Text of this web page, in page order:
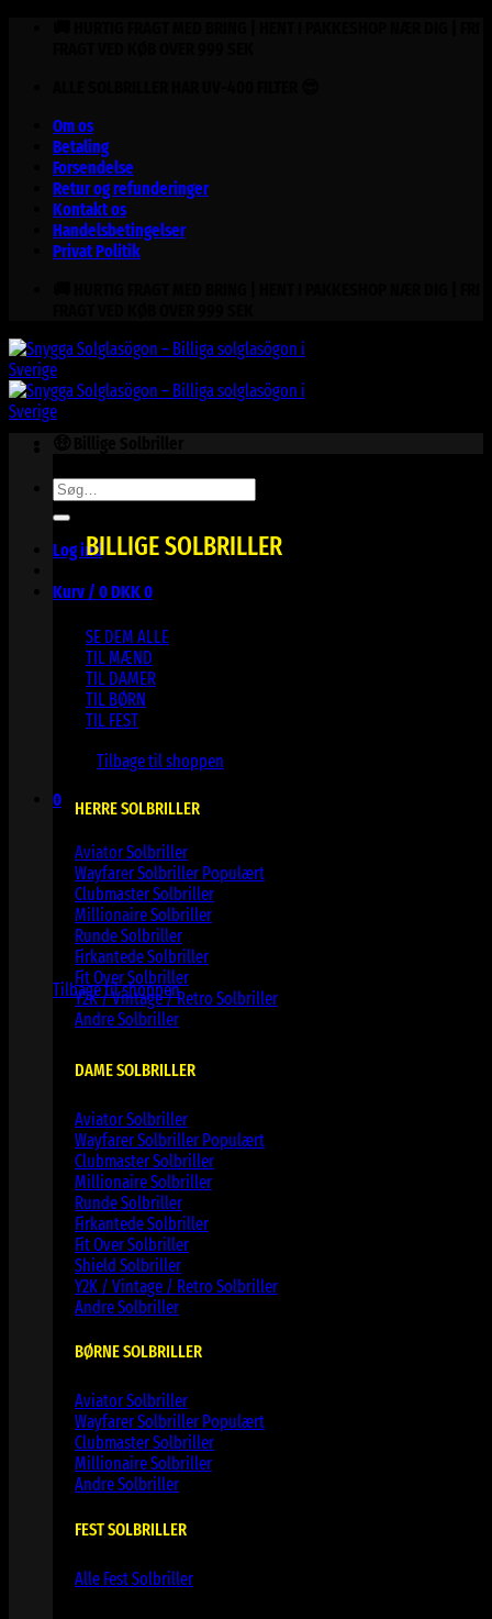
Om os
Betaling
Forsendelse
Retur og refunderinger
Kontakt os
Handelsbetingelser
Privat Politik
Søg
efter:
Log ind
Kurv / 0DKK0
Ingen varer i kurven.
Tilbage til shoppen
0
Kurv
Ingen varer i kurven.
Tilbage til shoppen
BILLIGE SOLBRILLER
SE DEM ALLE
TIL MÆND
TIL DAMER
TIL BØRN
TIL FEST
HERRE SOLBRILLER
Aviator Solbriller
Wayfarer Solbriller
Clubmaster Solbriller
Millionaire Solbriller
Runde Solbriller
Firkantede Solbriller
Fit Over Solbriller
Y2K / Vintage / Retro Solbriller
Andre Solbriller
DAME SOLBRILLER
Aviator Solbriller
Wayfarer Solbriller
Clubmaster Solbriller
Millionaire Solbriller
Runde Solbriller
Firkantede Solbriller
Fit Over Solbriller
Shield Solbriller
Y2K / Vintage / Retro Solbriller
Andre Solbriller
BØRNE SOLBRILLER
Aviator Solbriller
Wayfarer Solbriller
Clubmaster Solbriller
Millionaire Solbriller
Andre Solbriller
FEST SOLBRILLER
Alle Fest Solbriller